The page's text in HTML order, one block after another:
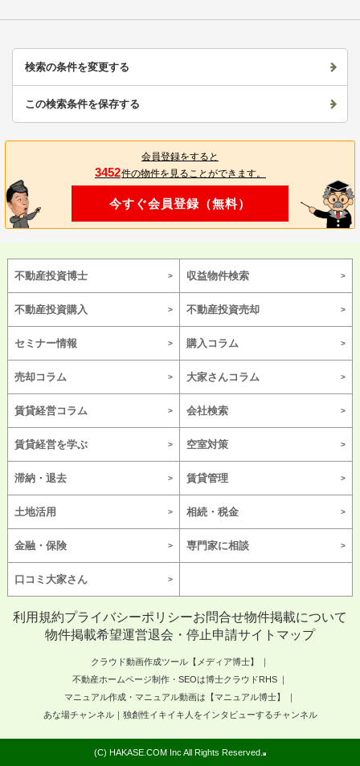
検索の条件を変更する
この検索条件を保存する
会員登録をすると
3452件の物件を見ることができます。
今すぐ会員登録（無料）
不動産投資博士 収益物件検索
不動産投資購入 不動産投資売却
セミナー情報 購入コラム
売却コラム 大家さんコラム
賃貸経営コラム 会社検索
賃貸経営を学ぶ 空室対策
滞納・退去 賃貸管理
土地活用 相続・税金
金融・保険 専門家に相談
口コミ大家さん
利用規約プライバシーポリシーお問合せ物件掲載について
物件掲載希望運営退会・停止申請サイトマップ
クラウド動画作成ツール【メディア博士】
不動産ホームページ制作・SEOは博士クラウドRHS
マニュアル作成・マニュアル動画は【マニュアル博士】
あな場チャンネル｜独創性イキイキ人をインタビューするチャンネル
(C) HAKASE.COM Inc All Rights Reserved.